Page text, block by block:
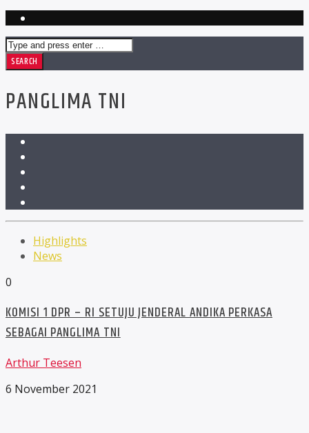
PANGLIMA TNI
Highlights
News
0
KOMISI 1 DPR – RI SETUJU JENDERAL ANDIKA PERKASA
SEBAGAI PANGLIMA TNI
Arthur Teesen
6 November 2021